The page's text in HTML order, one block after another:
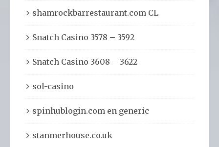
shamrockbarrestaurant.com CL
Snatch Casino 3578 – 3592
Snatch Casino 3608 – 3622
sol-casino
spinhublogin.com en generic
stanmerhouse.co.uk